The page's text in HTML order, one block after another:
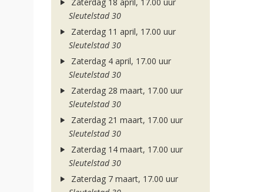
Sleutelstad 30
Zaterdag 11 april, 17.00 uur
Sleutelstad 30
Zaterdag 4 april, 17.00 uur
Sleutelstad 30
Zaterdag 28 maart, 17.00 uur
Sleutelstad 30
Zaterdag 21 maart, 17.00 uur
Sleutelstad 30
Zaterdag 14 maart, 17.00 uur
Sleutelstad 30
Zaterdag 7 maart, 17.00 uur